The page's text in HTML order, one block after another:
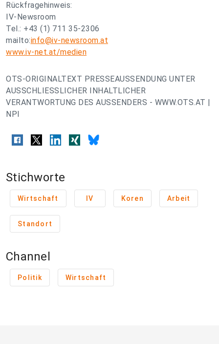
Rückfragehinweis:
IV-Newsroom
Tel.: +43 (1) 711 35-2306
mailto:info@iv-newsroom.at
www.iv-net.at/medien
OTS-ORIGINALTEXT PRESSEAUSSENDUNG UNTER
AUSSCHLIESSLICHER INHALTLICHER
VERANTWORTUNG DES AUSSENDERS - WWW.OTS.AT |
NPI
Stichworte
Wirtschaft IV Koren Arbeit
Standort
Channel
Politik Wirtschaft